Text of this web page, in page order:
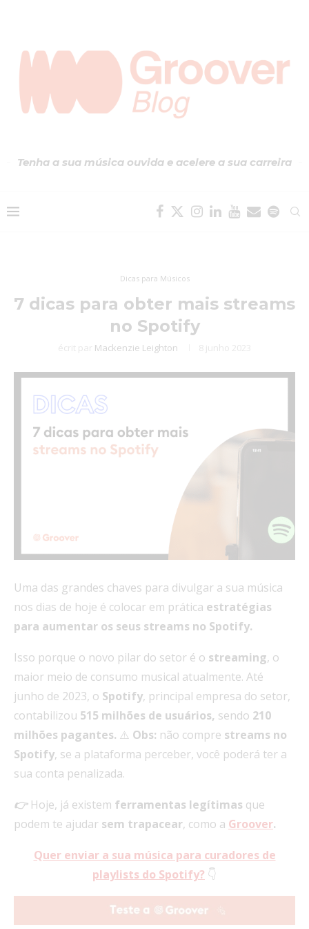
Tenha a sua música ouvida e acelere a sua carreira
Dicas para Músicos
7 dicas para obter mais streams
no Spotify
écrit par Mackenzie Leighton 8 junho 2023
Uma das grandes chaves para divulgar a sua música
nos dias de hoje é colocar em prática estratégias
para aumentar os seus streams no Spotify.
Isso porque o novo pilar do setor é o streaming, o
maior meio de consumo musical atualmente. Até
junho de 2023, o Spotify, principal empresa do setor,
contabilizou 515 milhões de usuários, sendo 210
milhões pagantes. ⚠️ Obs: não compre streams no
Spotify, se a plataforma perceber, você poderá ter a
sua conta penalizada.
👉 Hoje, já existem ferramentas legítimas que
podem te ajudar sem trapacear, como a Groover.
Quer enviar a sua música para curadores de
playlists do Spotify? 👇